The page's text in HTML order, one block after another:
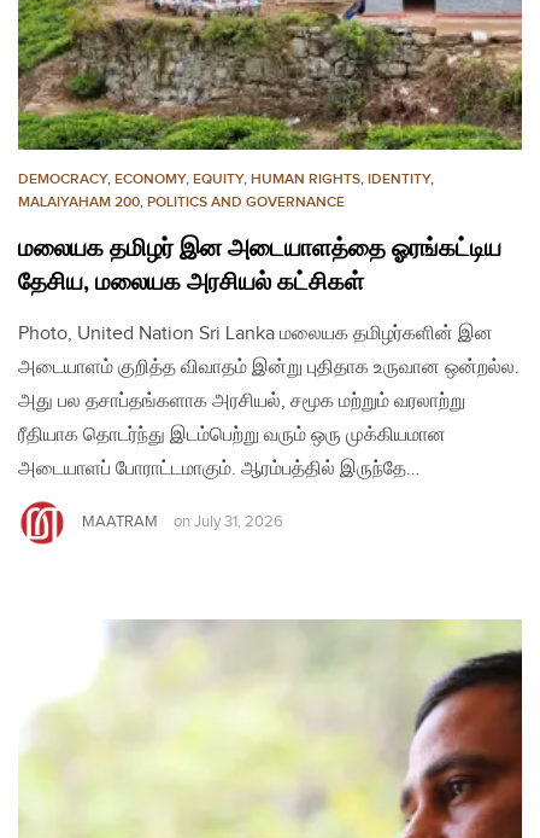
DEMOCRACY, ECONOMY, EQUITY, HUMAN RIGHTS, IDENTITY,
MALAIYAHAM 200, POLITICS AND GOVERNANCE
மலையக தமிழர் இன அடையாளத்தை ஓரங்கட்டிய
தேசிய, மலையக அரசியல் கட்சிகள்
Photo, United Nation Sri Lanka மலையக தமிழர்களின் இன
அடையாளம் குறித்த விவாதம் இன்று புதிதாக உருவான ஒன்றல்ல.
அது பல தசாப்தங்களாக அரசியல், சமூக மற்றும் வரலாற்று
ரீதியாக தொடர்ந்து இடம்பெற்று வரும் ஒரு முக்கியமான
அடையாளப் போராட்டமாகும். ஆரம்பத்தில் இருந்தே…
MAATRAM on July 31, 2026